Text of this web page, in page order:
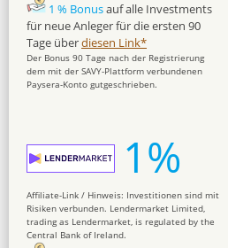
1 % Bonusauf alle Investments
für neue Anleger für die ersten 90
Tage überdiesen Link*
Der Bonus 90 Tage nach der Registrierung
dem mit der SAVY-Plattform verbundenen
Paysera-Konto gutgeschrieben.
1%
Affiliate-Link / Hinweis: Investitionen sind mit
Risiken verbunden. Lendermarket Limited,
trading as Lendermarket, is regulated by the
Central Bank of Ireland.